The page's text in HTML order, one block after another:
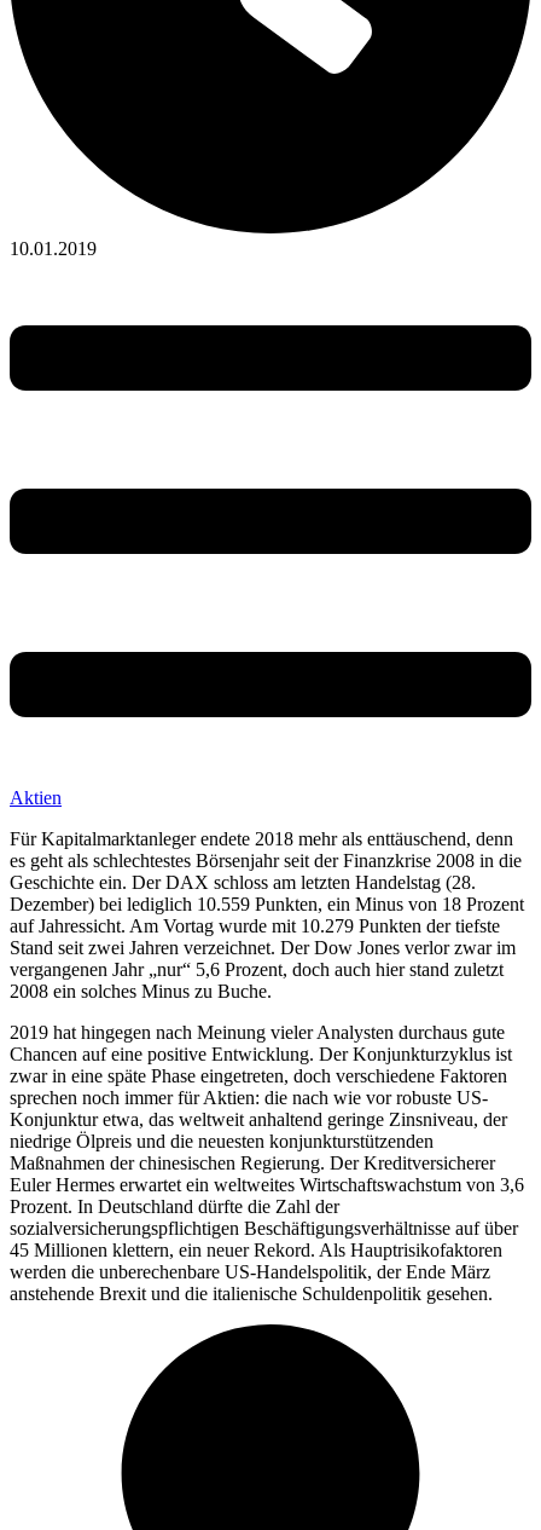
10.01.2019
Aktien
Für Kapitalmarktanleger endete 2018 mehr als enttäuschend, denn
es geht als schlechtestes Börsenjahr seit der Finanzkrise 2008 in die
Geschichte ein. Der DAX schloss am letzten Handelstag (28.
Dezember) bei lediglich 10.559 Punkten, ein Minus von 18 Prozent
auf Jahressicht. Am Vortag wurde mit 10.279 Punkten der tiefste
Stand seit zwei Jahren verzeichnet. Der Dow Jones verlor zwar im
vergangenen Jahr „nur“ 5,6 Prozent, doch auch hier stand zuletzt
2008 ein solches Minus zu Buche.
2019 hat hingegen nach Meinung vieler Analysten durchaus gute
Chancen auf eine positive Entwicklung. Der Konjunkturzyklus ist
zwar in eine späte Phase eingetreten, doch verschiedene Faktoren
sprechen noch immer für Aktien: die nach wie vor robuste US-
Konjunktur etwa, das weltweit anhaltend geringe Zinsniveau, der
niedrige Ölpreis und die neuesten konjunkturstützenden
Maßnahmen der chinesischen Regierung. Der Kreditversicherer
Euler Hermes erwartet ein weltweites Wirtschaftswachstum von 3,6
Prozent. In Deutschland dürfte die Zahl der
sozialversicherungspflichtigen Beschäftigungsverhältnisse auf über
45 Millionen klettern, ein neuer Rekord. Als Hauptrisikofaktoren
werden die unberechenbare US-Handelspolitik, der Ende März
anstehende Brexit und die italienische Schuldenpolitik gesehen.